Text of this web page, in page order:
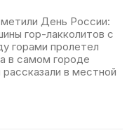
День России:
гор-лакколитов с
горами пролетел
в самом городе
в местной